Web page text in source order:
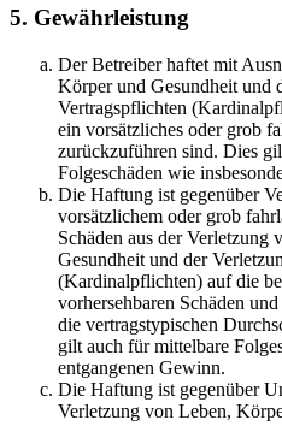
5. Gewährleistung
Der Betreiber haftet mit
Körper und Gesundheit und
Vertragspflichten
ein vorsätzliches oder grob
zurückzuführen sind. Dies
Folgeschäden wie
Die Haftung ist gegenüber
vorsätzlichem oder grob
Schäden aus der Verletzung
Gesundheit und der
(Kardinalpflichten) auf die
vorhersehbaren Schäden
die vertragstypischen
gilt auch für mittelbare
entgangenen Gewinn.
Die Haftung ist gegenüber
Verletzung von Leben,